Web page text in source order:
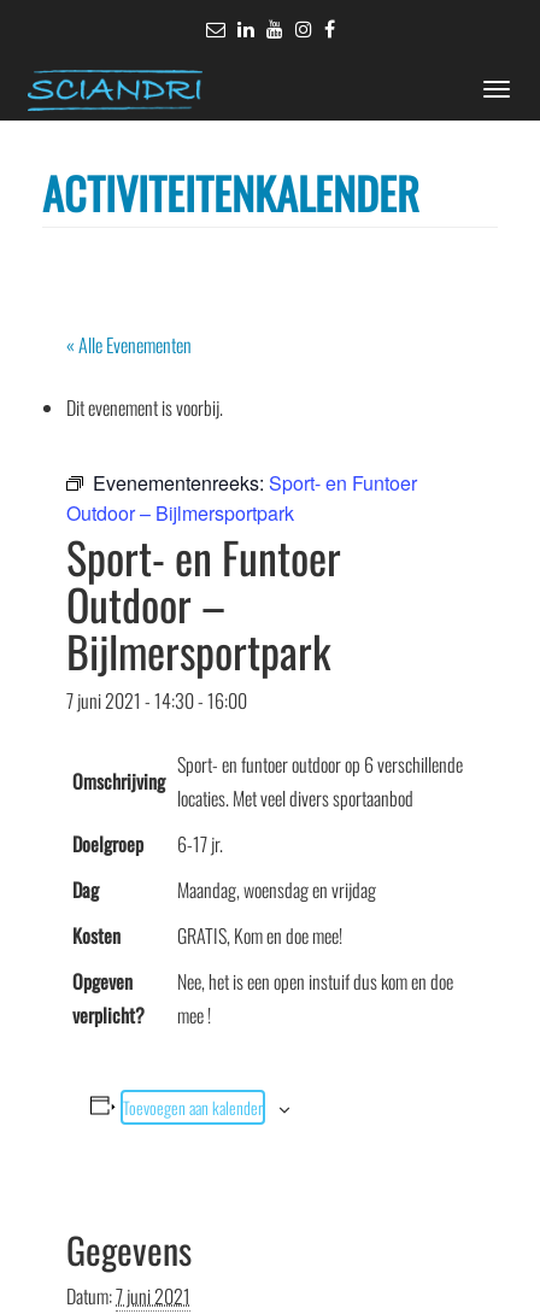
Toggle
ACTIVITEITENKALENDER
« Alle Evenementen
Dit evenement is voorbij.
Evenementenreeks: Sport- en Funtoer
Outdoor – Bijlmersportpark
Sport- en Funtoer
Outdoor –
Bijlmersportpark
7 juni 2021 - 14:30-16:00
Omschrijving
Sport- en funtoer outdoor op 6 verschillende
locaties. Met veel divers sportaanbod
Doelgroep
6-17 jr.
Dag
Maandag, woensdag en vrijdag
Kosten
GRATIS, Kom en doe mee!
Opgeven
verplicht?
Nee, het is een open instuif dus kom en doe
mee !
Toevoegen aan kalender
Gegevens
Datum:7 juni 2021